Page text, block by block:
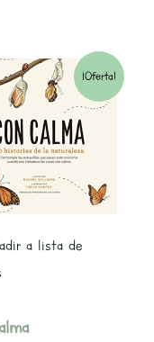
¡Oferta!
a lista de
El
precio
original
era:
El
es: